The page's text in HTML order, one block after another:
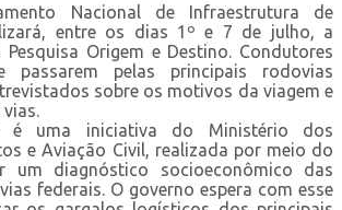
Nacional de Infraestrutura de
entre os dias 1º e 7 de julho, a
Origem e Destino. Condutores
passarem pelas principais rodovias
sobre os motivos da viagem e
é uma iniciativa do Ministério dos
e Aviação Civil, realizada por meio do
um diagnóstico socioeconômico das
federais. O governo espera com esse